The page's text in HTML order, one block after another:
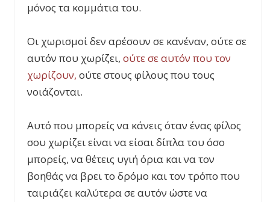
μόνος τα κομμάτια του.
Οι χωρισμοί δεν αρέσουν σε κανέναν, ούτε σε
αυτόν που χωρίζει, ούτε σε αυτόν που τον
χωρίζουν, ούτε στους φίλους που τους
νοιάζονται.
Αυτό που μπορείς να κάνεις όταν ένας φίλος
σου χωρίζει είναι να είσαι δίπλα του όσο
μπορείς, να θέτεις υγιή όρια και να τον
βοηθάς να βρει το δρόμο και τον τρόπο που
ταιριάζει καλύτερα σε αυτόν ώστε να